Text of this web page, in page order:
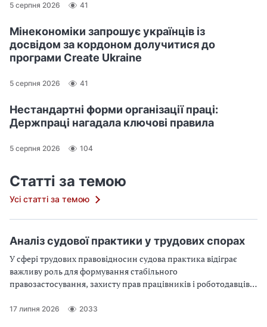
5 серпня 2026 41
Мінекономіки запрошує українців із
досвідом за кордоном долучитися до
програми Create Ukraine
5 серпня 2026 41
Нестандартні форми організації праці:
Держпраці нагадала ключові правила
5 серпня 2026 104
Статті за темою
Усі статті за темою
Аналіз судової практики у трудових спорах
У сфері трудових правовідносин судова практика відіграє
важливу роль для формування стабільного
правозастосування, захисту прав працівників і роботодавців,
умовах постійного оновлення правової бази України
17 липня 2026 2033